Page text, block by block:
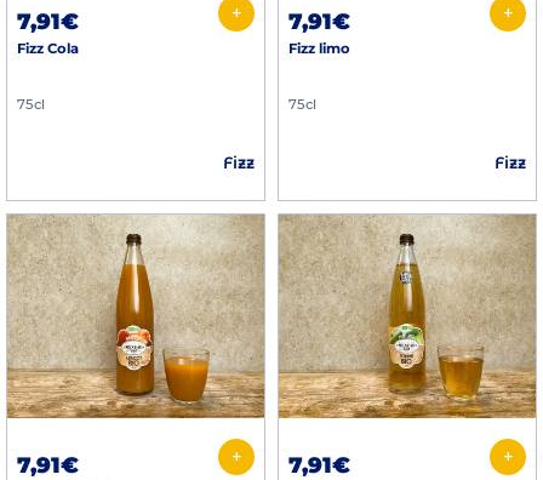
7,91€ +
Fizz Cola
75cl
Fizz
7,91€ +
Fizz limo
75cl
Fizz
7,91€ + 7,91€ +